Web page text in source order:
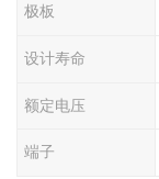
极板
设计寿命
额定电压
端子